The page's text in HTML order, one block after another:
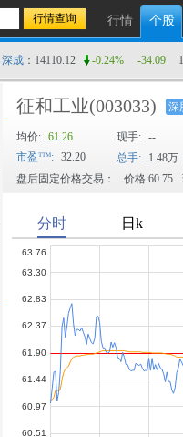
行情 个股
深成 ：14110.12 -0.24% -34.09
征和工业(003033) 深
均价: 61.26 现手: --
市盈
: 32.20 总手:
1.48万
盘后固定价格交易：
价格:60.75